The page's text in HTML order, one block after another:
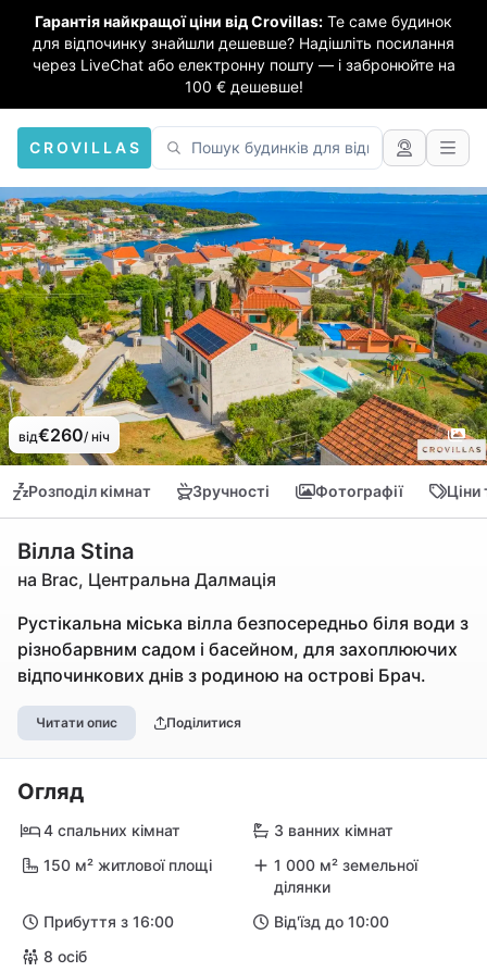
Гарантія найкращої ціни від Crovillas: Те саме будинок
для відпочинку знайшли дешевше? Надішліть посилання
через LiveChat або електронну пошту — і забронюйте на
100 € дешевше!
CROVILLAS
від€260/ ніч
Розподіл кімнат Зручності Фотографії Ціни
Вілла Stina
на Brac, Центральна Далмація
Рустікальна міська вілла безпосередньо біля води з
різнобарвним садом і басейном, для захоплюючих
відпочинкових днів з родиною на острові Брач.
Читати опис Поділитися
Огляд
4 спальних кімнат
3 ванних кімнат
150 м² житлової площі
1 000 м² земельної
ділянки
Прибуття з 16:00
Від'їзд до 10:00
8 осіб